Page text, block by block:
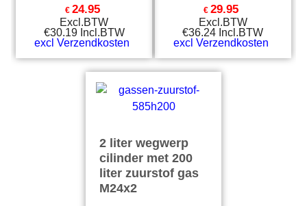
€ 24.95
Excl.BTW
€30.19 Incl.BTW
excl Verzendkosten
€ 29.95
Excl.BTW
€36.24 Incl.BTW
excl Verzendkosten
2 liter wegwerp
cilinder met 200
liter zuurstof gas
M24x2